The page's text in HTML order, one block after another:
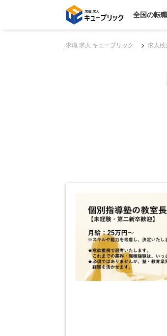
全国の転
求職 求人 キューブリック 求人検